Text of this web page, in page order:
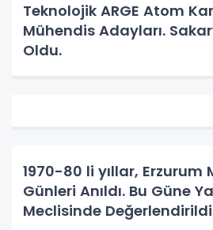
Teknolojik ARGE Atom
Mühendis Adayları.
Oldu.
1970-80 li yıllar, Erzurum
Günleri Anıldı. Bu Güne
Meclisinde